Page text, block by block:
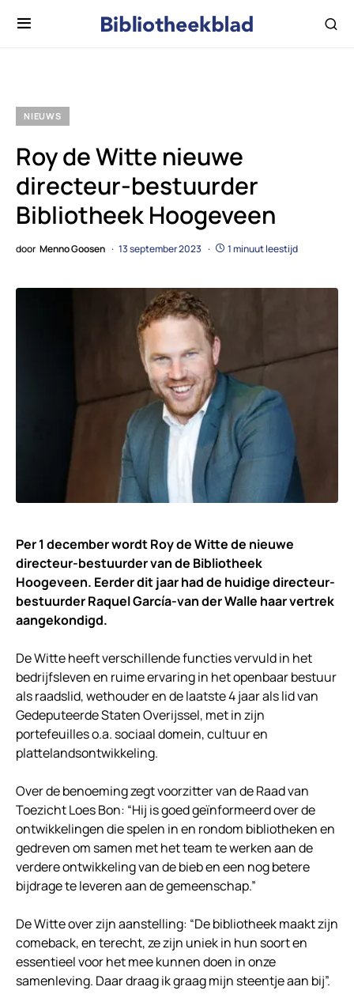
NIEUWS
Roy de Witte nieuwe
directeur-bestuurder
Bibliotheek Hoogeveen
door Menno Goosen 13 september 2023 1 minuut leestijd
Per 1 december wordt Roy de Witte de nieuwe
directeur-bestuurder van de Bibliotheek
Hoogeveen. Eerder dit jaar had de huidige directeur-
bestuurder Raquel García-van der Walle haar vertrek
aangekondigd.
De Witte heeft verschillende functies vervuld in het
bedrijfsleven en ruime ervaring in het openbaar bestuur
als raadslid, wethouder en de laatste 4 jaar als lid van
Gedeputeerde Staten Overijssel, met in zijn
portefeuilles o.a. sociaal domein, cultuur en
plattelandsontwikkeling.
Over de benoeming zegt voorzitter van de Raad van
Toezicht Loes Bon: “Hij is goed geïnformeerd over de
ontwikkelingen die spelen in en rondom bibliotheken en
gedreven om samen met het team te werken aan de
verdere ontwikkeling van de bieb en een nog betere
bijdrage te leveren aan de gemeenschap.”
De Witte over zijn aanstelling: “De bibliotheek maakt zijn
comeback, en terecht, ze zijn uniek in hun soort en
essentieel voor het mee kunnen doen in onze
samenleving. Daar draag ik graag mijn steentje aan bij”.